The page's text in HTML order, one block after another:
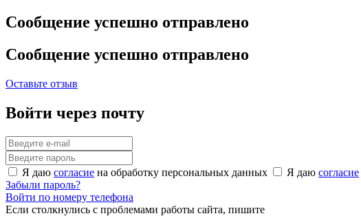
Сообщение успешно отправлено
Сообщение успешно отправлено
Оставьте отзыв
Войти через почту
Я даю согласие на обработку персональных данных Я даю согласие
Забыли пароль?
Войти по номеру телефона
Если столкнулись с проблемами работы сайта, пишите